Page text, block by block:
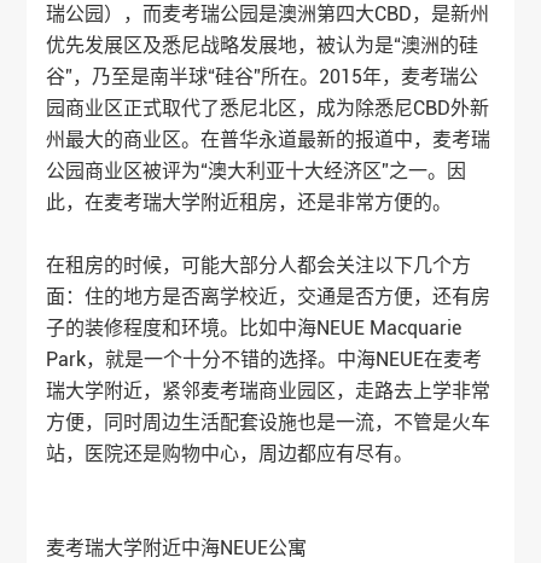
瑞公园），而麦考瑞公园是澳洲第四大CBD，是新州
优先发展区及悉尼战略发展地，被认为是“澳洲的硅
谷”，乃至是南半球“硅谷”所在。2015年，麦考瑞公
园商业区正式取代了悉尼北区，成为除悉尼CBD外新
州最大的商业区。在普华永道最新的报道中，麦考瑞
公园商业区被评为“澳大利亚十大经济区”之一。因
此，在麦考瑞大学附近租房，还是非常方便的。
在租房的时候，可能大部分人都会关注以下几个方
面：住的地方是否离学校近，交通是否方便，还有房
子的装修程度和环境。比如中海NEUE Macquarie
Park，就是一个十分不错的选择。中海NEUE在麦考
瑞大学附近，紧邻麦考瑞商业园区，走路去上学非常
方便，同时周边生活配套设施也是一流，不管是火车
站，医院还是购物中心，周边都应有尽有。
麦考瑞大学附近中海NEUE公寓